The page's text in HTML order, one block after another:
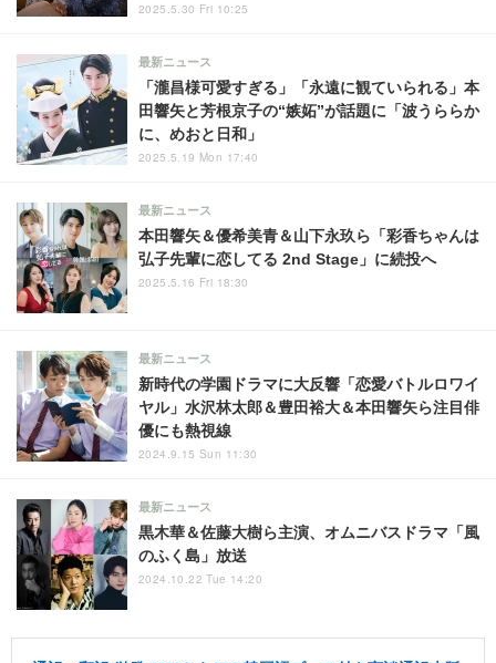
2025.5.30 Fri 10:25
「瀧昌様可愛すぎる」「永遠に観ていられる」本
田響矢と芳根京子の“嫉妬”が話題に「波うららか
に、めおと日和」
最新ニュース
2025.5.19 Mon 17:40
本田響矢＆優希美青＆山下永玖ら「彩香ちゃんは
弘子先輩に恋してる 2nd Stage」に続投へ
最新ニュース
2025.5.16 Fri 18:30
新時代の学園ドラマに大反響「恋愛バトルロワイ
ヤル」水沢林太郎＆豊田裕大＆本田響矢ら注目俳
優にも熱視線
最新ニュース
2024.9.15 Sun 11:30
黒木華＆佐藤大樹ら主演、オムニバスドラマ「風
のふく島」放送
最新ニュース
2024.10.22 Tue 14:20